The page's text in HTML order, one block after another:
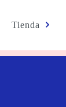
Tienda